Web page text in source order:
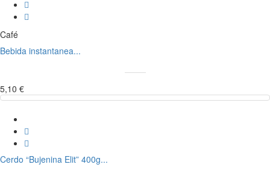
Café
Bebida instantanea...
5,10 €
Cerdo “Bujenina Elit” 400g...